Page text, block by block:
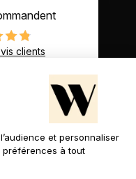
clients
Appelez-nous
et personnaliser
préférences à tout